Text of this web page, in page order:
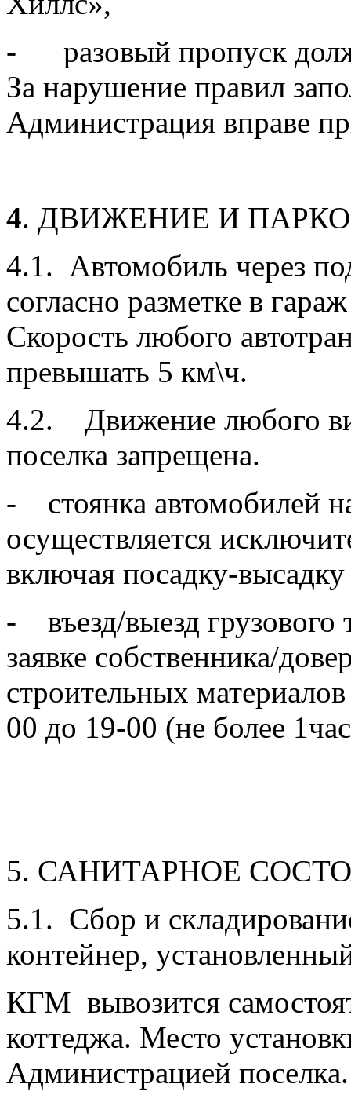
- разовый пропуск
За нарушение правил
Администрация вправе
4. ДВИЖЕНИЕ И
4.1. Автомобиль через
согласно разметке в
Скорость любого
превышать 5 км\ч.
4.2. Движение любого
поселка запрещена.
- стоянка автомобилей
осуществляется
включая посадку-
- въезд/выезд грузового
заявке собственника/
строительных
00 до 19-00 (не более
5. САНИТАРНОЕ
5.1. Сбор и
контейнер,
КГМ вывозится
коттеджа. Место
Администрацией поселка.